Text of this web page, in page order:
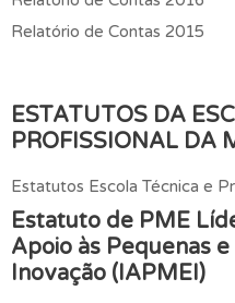
Relatório de Contas 2015
ESTATUTOS DA
PROFISSIONAL DA
Estatutos Escola Técnica e
Estatuto de PME
Apoio às Pequenas
Inovação (IAPMEI)